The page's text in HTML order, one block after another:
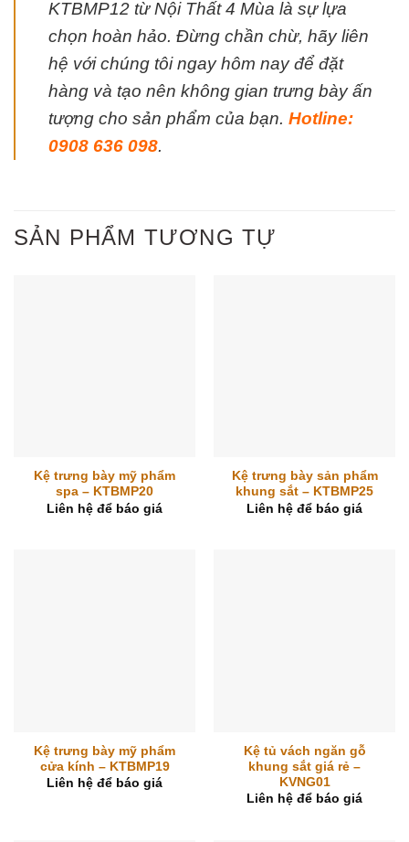
KTBMP12 từ Nội Thất 4 Mùa là sự lựa
chọn hoàn hảo. Đừng chần chừ, hãy liên
hệ với chúng tôi ngay hôm nay để đặt
hàng và tạo nên không gian trưng bày ấn
tượng cho sản phẩm của bạn. Hotline:
0908 636 098.
SẢN PHẨM TƯƠNG TỰ
Kệ trưng bày mỹ phẩm
spa – KTBMP20
Liên hệ để báo giá
Kệ trưng bày sản phẩm
khung sắt – KTBMP25
Liên hệ để báo giá
Kệ trưng bày mỹ phẩm
cửa kính – KTBMP19
Liên hệ để báo giá
Kệ tủ vách ngăn gỗ
khung sắt giá rẻ –
KVNG01
Liên hệ để báo giá